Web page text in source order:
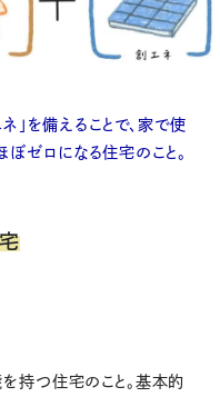
」を備えることで、家で使
ゼロになる住宅のこと。
持つ住宅のこと。基本的